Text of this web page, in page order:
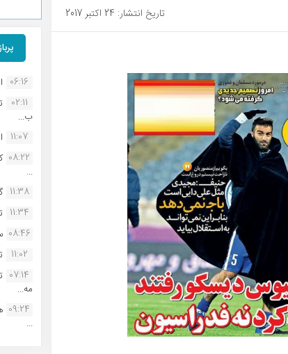
تاریخ انتشار: 24 اکتبر 2017
06:16
02:11
ب...
11:07
08:22
...
11:38
11:34
08:46
11:02
07:14
مه...
09:24
...